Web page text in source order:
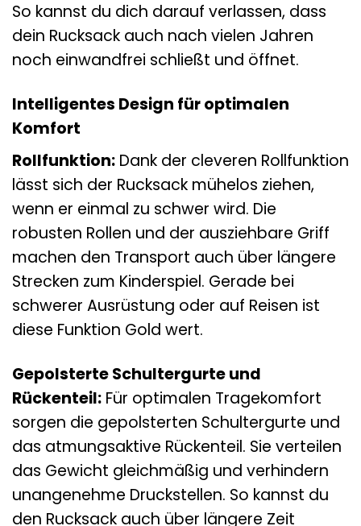
So kannst du dich darauf verlassen, dass
dein Rucksack auch nach vielen Jahren
noch einwandfrei schließt und öffnet.
Intelligentes Design für optimalen
Komfort
Rollfunktion: Dank der cleveren Rollfunktion
lässt sich der Rucksack mühelos ziehen,
wenn er einmal zu schwer wird. Die
robusten Rollen und der ausziehbare Griff
machen den Transport auch über längere
Strecken zum Kinderspiel. Gerade bei
schwerer Ausrüstung oder auf Reisen ist
diese Funktion Gold wert.
Gepolsterte Schultergurte und
Rückenteil: Für optimalen Tragekomfort
sorgen die gepolsterten Schultergurte und
das atmungsaktive Rückenteil. Sie verteilen
das Gewicht gleichmäßig und verhindern
unangenehme Druckstellen. So kannst du
den Rucksack auch über längere Zeit